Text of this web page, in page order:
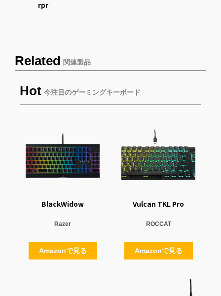
rpr
Related 関連製品
Hot 今注目のゲーミングキーボード
BlackWidow
Razer
Amazonで見る
Vulcan TKL Pro
ROCCAT
Amazonで見る